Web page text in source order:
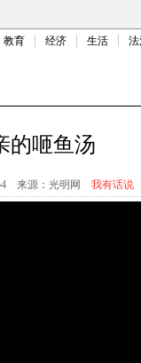
教育 经济 生活
的咂鱼汤
来源： 光明网 我有话说